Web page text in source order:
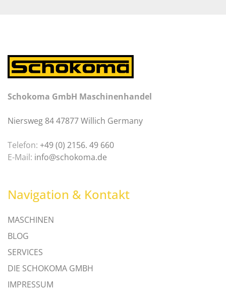
Schokoma GmbH Maschinenhandel
Niersweg 84 47877 Willich Germany
Telefon: +49 (0) 2156. 49 660
E-Mail: info@schokoma.de
Navigation & Kontakt
MASCHINEN
BLOG
SERVICES
DIE SCHOKOMA GMBH
IMPRESSUM